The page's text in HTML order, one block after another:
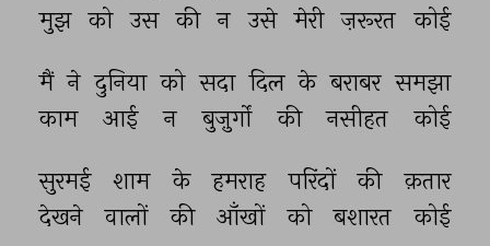
मुझ को उस की न उसे मेरी ज़रूरत कोई
मैं ने दुनिया को सदा दिल के बराबर समझा
काम
आई न बुज़ुर्गों की नसीहत कोई
सुरमई शाम के हमराह परिंदों की
क़तार
देखने
वालों की आँखों को बशारत कोई